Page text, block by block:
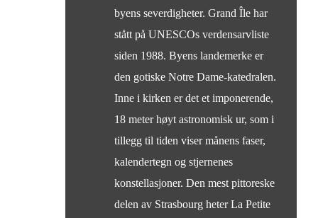
byens severdigheter. Grand Île har
stått på UNESCOs verdensarvliste
siden 1988. Byens landemerke er
den gotiske Notre Dame-katedralen.
Inne i kirken er det et imponerende,
18 meter høyt astronomisk ur, som i
tillegg til tiden viser månens faser,
kalendertegn og stjernenes
konstellasjoner. Den mest pittoreske
delen av Strasbourg heter La Petite